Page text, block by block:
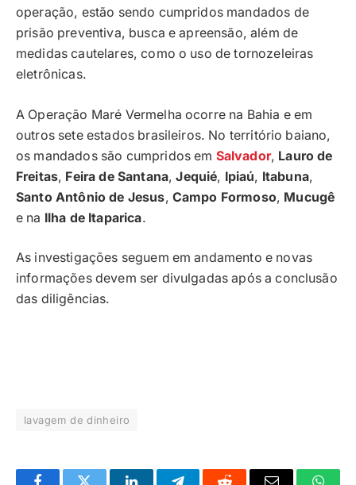
operação, estão sendo cumpridos mandados de
prisão preventiva, busca e apreensão, além de
medidas cautelares, como o uso de tornozeleiras
eletrônicas.
A Operação Maré Vermelha ocorre na Bahia e em
outros sete estados brasileiros. No território baiano,
os mandados são cumpridos em Salvador, Lauro de
Freitas, Feira de Santana,Jequié, Ipiaú, Itabuna,
Santo Antônio de Jesus, Campo Formoso, Mucugê
e na Ilha de Itaparica.
As investigações seguem em andamento e novas
informações devem ser divulgadas após a conclusão
das diligências.
lavagem de dinheiro